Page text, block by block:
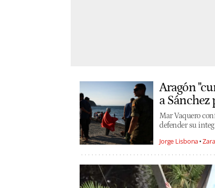
Aragón
a
Mar Vaquero
defender su
Jorge Lisbona